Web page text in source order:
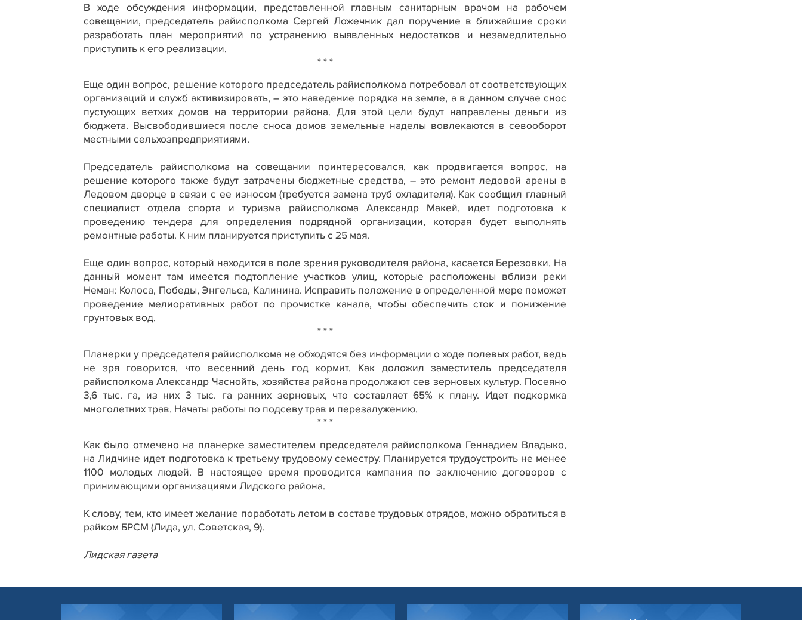
В ходе обсуждения информации, представленной главным санитарным врачом на рабочем
совещании, председатель райисполкома Сергей Ложечник дал поручение в ближайшие сроки
разработать план мероприятий по устранению выявленных недостатков и незамедлительно
приступить к его реализации.
* * *
Еще один вопрос, решение которого председатель райисполкома потребовал от соответствующих
организаций и служб активизировать, – это наведение порядка на земле, а в данном случае снос
пустующих ветхих домов на территории района. Для этой цели будут направлены деньги из
бюджета. Высвободившиеся после сноса домов земельные наделы вовлекаются в севооборот
местными сельхозпредприятиями.
Председатель райисполкома на совещании поинтересовался, как продвигается вопрос, на
решение которого также будут затрачены бюджетные средства, – это ремонт ледовой арены в
Ледовом дворце в связи с ее износом (требуется замена труб охладителя). Как сообщил главный
специалист отдела спорта и туризма райисполкома Александр Макей, идет подготовка к
проведению тендера для определения подрядной организации, которая будет выполнять
ремонтные работы. К ним планируется приступить с 25 мая.
Еще один вопрос, который находится в поле зрения руководителя района, касается Березовки. На
данный момент там имеется подтопление участков улиц, которые расположены вблизи реки
Неман: Колоса, Победы, Энгельса, Калинина. Исправить положение в определенной мере поможет
проведение мелиоративных работ по прочистке канала, чтобы обеспечить сток и понижение
грунтовых вод.
* * *
Планерки у председателя райисполкома не обходятся без информации о ходе полевых работ, ведь
не зря говорится, что весенний день год кормит. Как доложил заместитель председателя
райисполкома Александр Часнойть, хозяйства района продолжают сев зерновых культур. Посеяно
3,6 тыс. га, из них 3 тыс. га ранних зерновых, что составляет 65% к плану. Идет подкормка
многолетних трав. Начаты работы по подсеву трав и перезалужению.
* * *
Как было отмечено на планерке заместителем председателя райисполкома Геннадием Владыко,
на Лидчине идет подготовка к третьему трудовому семестру. Планируется трудоустроить не менее
1100 молодых людей. В настоящее время проводится кампания по заключению договоров с
принимающими организациями Лидского района.
К слову, тем, кто имеет желание поработать летом в составе трудовых отрядов, можно обратиться в
райком БРСМ (Лида, ул. Советская, 9).
Лидская газета